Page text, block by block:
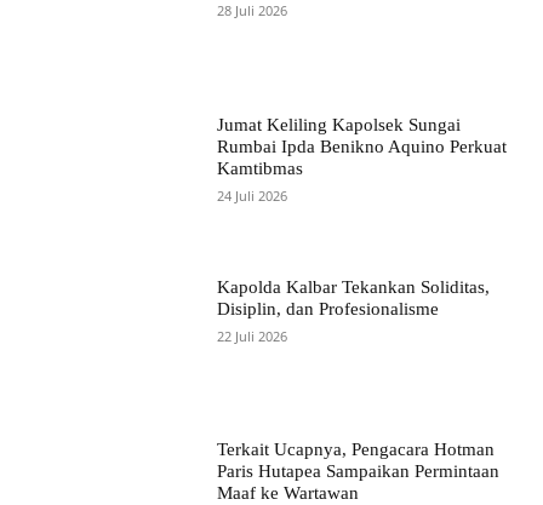
28 Juli 2026
Jumat Keliling Kapolsek Sungai
Rumbai Ipda Benikno Aquino Perkuat
Kamtibmas
24 Juli 2026
Kapolda Kalbar Tekankan Soliditas,
Disiplin, dan Profesionalisme
22 Juli 2026
Terkait Ucapnya, Pengacara Hotman
Paris Hutapea Sampaikan Permintaan
Maaf ke Wartawan